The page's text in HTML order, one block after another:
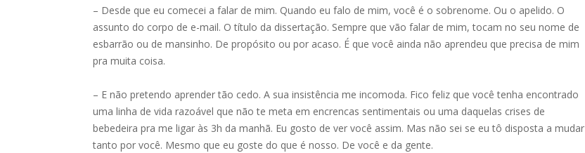
– Desde que eu comecei a falar de mim. Quando eu falo de mim, você é o sobrenome. Ou o apelido. O
assunto do corpo de e-mail. O título da dissertação. Sempre que vão falar de mim, tocam no seu nome de
esbarrão ou de mansinho. De propósito ou por acaso. É que você ainda não aprendeu que precisa de mim
pra muita coisa.
– E não pretendo aprender tão cedo. A sua insistência me incomoda. Fico feliz que você tenha encontrado
uma linha de vida razoável que não te meta em encrencas sentimentais ou uma daquelas crises de
bebedeira pra me ligar às 3h da manhã. Eu gosto de ver você assim. Mas não sei se eu tô disposta a mudar
tanto por você. Mesmo que eu goste do que é nosso. De você e da gente.